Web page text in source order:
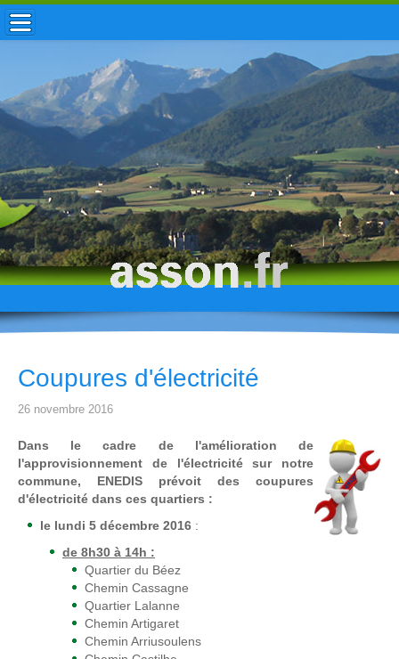
ACCUEIL / INFOS
MUNICIPALITÉ
VIE LOCALE
ENFANCE
TOURISME
HISTOIRE
Coupures d'électricité
26 novembre 2016
Dans le cadre de l'amélioration de
l'approvisionnement de l'électricité sur notre
commune, ENEDIS prévoit des coupures
d'électricité dans ces quartiers :
le lundi 5 décembre 2016 :
de 8h30 à 14h :
Quartier du Béez
Chemin Cassagne
Quartier Lalanne
Chemin Artigaret
Chemin Arriusoulens